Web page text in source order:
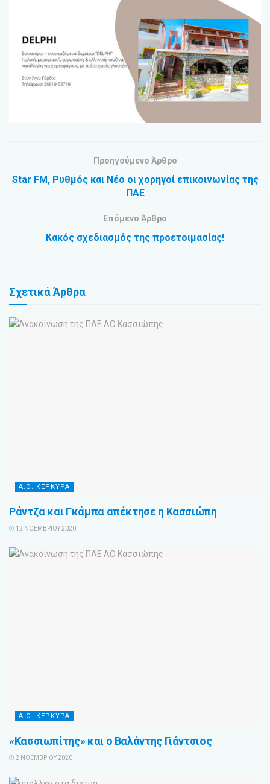
Προηγούμενο Άρθρο
Star FM, Ρυθμός και Νέο οι χορηγοί επικοινωνίας της
ΠΑΕ
Επόμενο Άρθρο
Κακός σχεδιασμός της προετοιμασίας!
ΣχετικάΆρθρα
Α.Ο. ΚΕΡΚΥΡΑ
Ράντζα και Γκάμπα απέκτησε η Κασσιώπη
12 ΝΟΕΜΒΡΊΟΥ 2020
Α.Ο. ΚΕΡΚΥΡΑ
«Κασσιωπίτης» και ο Βαλάντης Γιάντσιος
2 ΝΟΕΜΒΡΊΟΥ 2020